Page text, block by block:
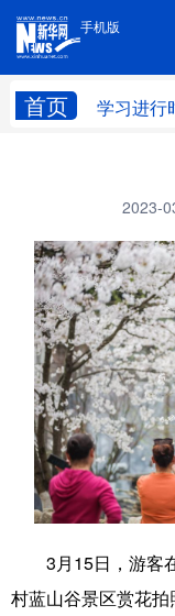
手机版
首页 学习进行
手机版
台湾
科技
文化
访谈
法律
食品
2023-
3月15日，游客在
村蓝山谷景区赏花拍